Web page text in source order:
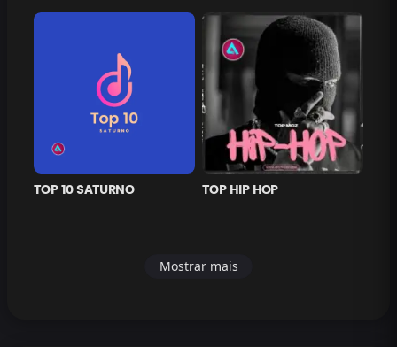
TOP 10 SATURNO TOP HIP HOP
Mostrar mais